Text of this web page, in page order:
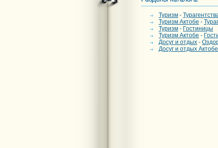
Туризм -
Туризм Актобе -
Туризм - Гостиницы
Туризм Актобе -
Досуг и отдых -
Досуг и отдых Актобе